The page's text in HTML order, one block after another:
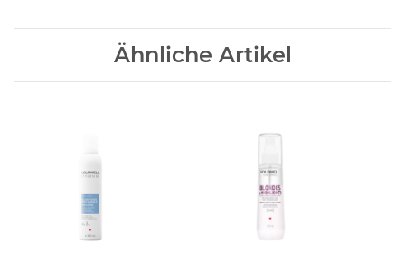
Ähnliche Artikel